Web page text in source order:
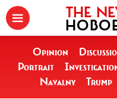
THE
Opinion
Portrait
Navalny
Trump